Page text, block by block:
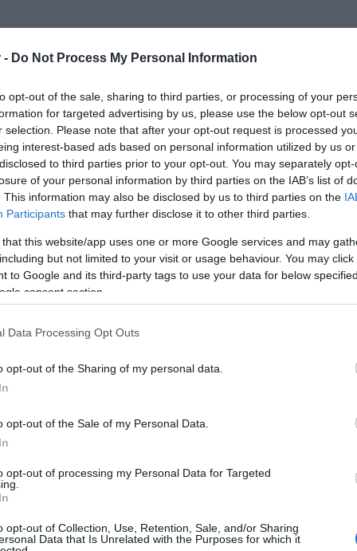
- Do Not Process My Personal Information
opt-out of the sale, sharing to third parties, or processing of your
for targeted advertising by us, please use the below opt-out
selection. Please note that after your opt-out request is processed
interest-based ads based on personal information utilized by us
to third parties prior to your opt-out. You may separately
of your personal information by third parties on the IAB’s list of
This information may also be disclosed by us to third parties on the
Participants that may further disclose it to other third parties.
that this website/app uses one or more Google services and may
but not limited to your visit or usage behaviour. You may
to Google and its third-party tags to use your data for below
consent section.
Data Processing Opt Outs
opt-out of the Sharing of my personal data.
opt-out of the Sale of my Personal Data.
opt-out of processing my Personal Data for Targeted
opt-out of Collection, Use, Retention, Sale, and/or Sharing
Data that Is Unrelated with the Purposes for which it
με την ίδια να καταγγέλλει σοβαρά
με αναπηρία και ελλιπή
σε πτήσης από το Σίδνεϊ,
της Αθήνας, χωρίς, ωστόσο,
αεροδρόμιο της Κωνσταντινούπολης.
αμαξίδιο και αναγκάστηκε να
για να αναζητήσει πληροφορίες και να